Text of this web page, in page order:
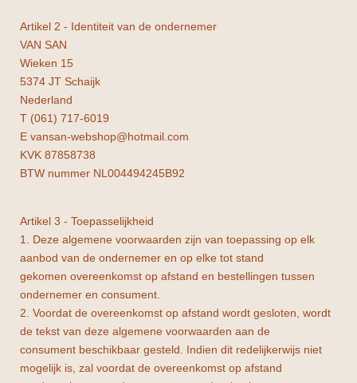
Artikel 2 - Identiteit van de ondernemer
VAN SAN
Wieken 15
5374 JT Schaijk
Nederland
T (061) 717-6019
E vansan-webshop@hotmail.com
KVK 87858738
BTW nummer NL004494245B92
Artikel 3 - Toepasselijkheid
1. Deze algemene voorwaarden zijn van toepassing op elk
aanbod van de ondernemer en op elke tot stand
gekomen overeenkomst op afstand en bestellingen tussen
ondernemer en consument.
2. Voordat de overeenkomst op afstand wordt gesloten, wordt
de tekst van deze algemene voorwaarden aan de
consument beschikbaar gesteld. Indien dit redelijkerwijs niet
mogelijk is, zal voordat de overeenkomst op afstand